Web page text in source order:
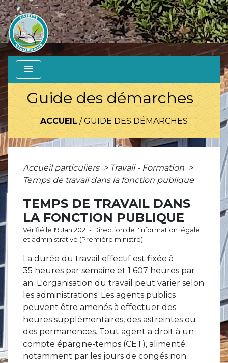
menu
Guide des démarches
ACCUEIL /GUIDE DES DÉMARCHES
Accueil particuliers > Travail - Formation >
Temps de travail dans la fonction publique
TEMPS DE TRAVAIL DANS
LA FONCTION PUBLIQUE
Vérifié le 19 Jan 2021 - Direction de l'information légale
et administrative (Première ministre)
La durée du travail effectif est fixée à
35 heures par semaine et 1 607 heures par
an. L'organisation du travail peut varier selon
les administrations. Les agents publics
peuvent être amenés à effectuer des
heures supplémentaires, des astreintes ou
des permanences. Tout agent a droit à un
compte épargne-temps (CET), alimenté
notamment par les jours de congés non